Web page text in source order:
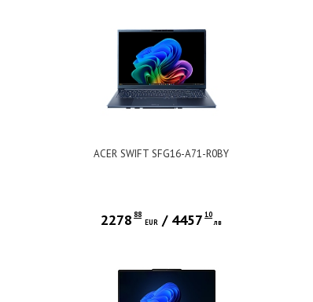
ACER SWIFT SFG16-A71-R0BY
2278 88
EUR / 4457 10
лв